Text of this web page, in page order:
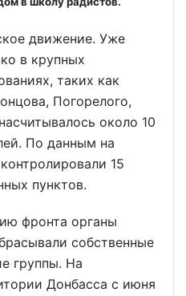
движение. Уже
в крупных
таких как
Погорелого,
около 10
По данным на
15
пунктов.
фронта органы
собственные
группы. На
Донбасса с июня